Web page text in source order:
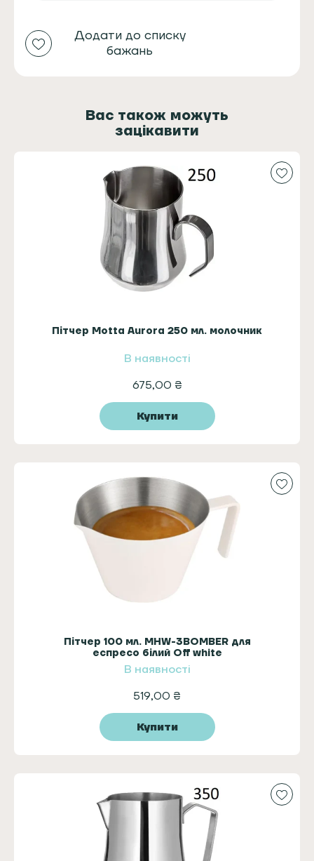
кількість
Додати до списку
бажань
Вас також можуть
зацікавити
Пітчер Motta Aurora 250 мл. молочник
В наявності
675,00 ₴
Купити
Пітчер 100 мл. MHW-3BOMBER для
еспресо білий Off white
В наявності
519,00 ₴
Купити